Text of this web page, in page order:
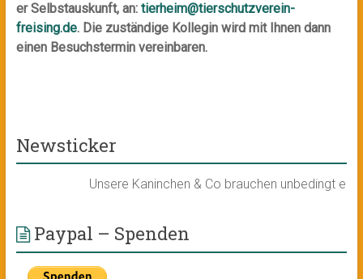
er Selbstauskunft, an: tierheim@tierschutzverein-
freising.de. Die zuständige Kollegin wird mit Ihnen dann
einen Besuchstermin vereinbaren.
Newsticker
Unsere Kaninchen & Co brauchen unbedingt
Paypal – Spenden